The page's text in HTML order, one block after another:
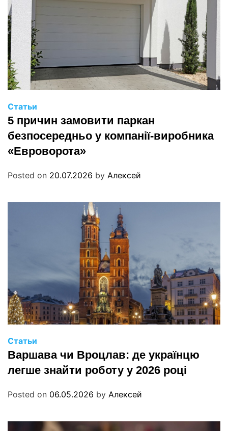
Статьи
5 причин замовити паркан
безпосередньо у компанії-виробника
«Евроворота»
Posted on 20.07.2026 by Алексей
Статьи
Варшава чи Вроцлав: де українцю
легше знайти роботу у 2026 році
Posted on 06.05.2026 by Алексей